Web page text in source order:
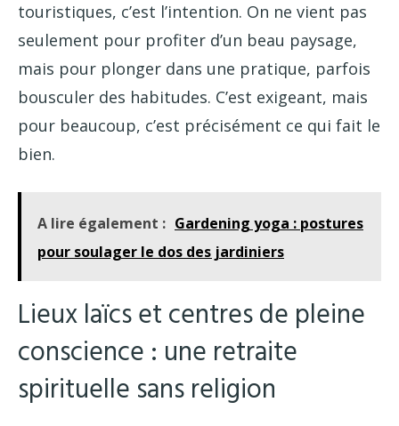
touristiques, c’est l’intention. On ne vient pas
seulement pour profiter d’un beau paysage,
mais pour plonger dans une pratique, parfois
bousculer des habitudes. C’est exigeant, mais
pour beaucoup, c’est précisément ce qui fait le
bien.
A lire également : Gardening yoga : postures
pour soulager le dos des jardiniers
Lieux laïcs et centres de pleine
conscience : une retraite
spirituelle sans religion